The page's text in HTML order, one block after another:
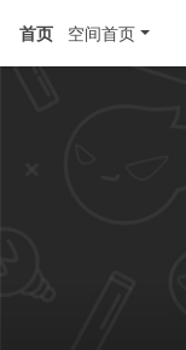
首页 空间首页